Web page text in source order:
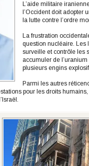
L’aide militaire
l’Occident doit adopter
la lutte contre l’ordre
La frustration
question nucléaire. Les
surveille et contrôle les
accumuler de
plusieurs engins
Parmi les autres
pour les droits